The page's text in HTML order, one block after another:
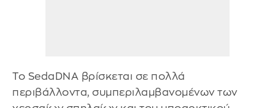
Το SedaDNA βρίσκεται σε πολλά
περιβάλλοντα, συμπεριλαμβανομένων των